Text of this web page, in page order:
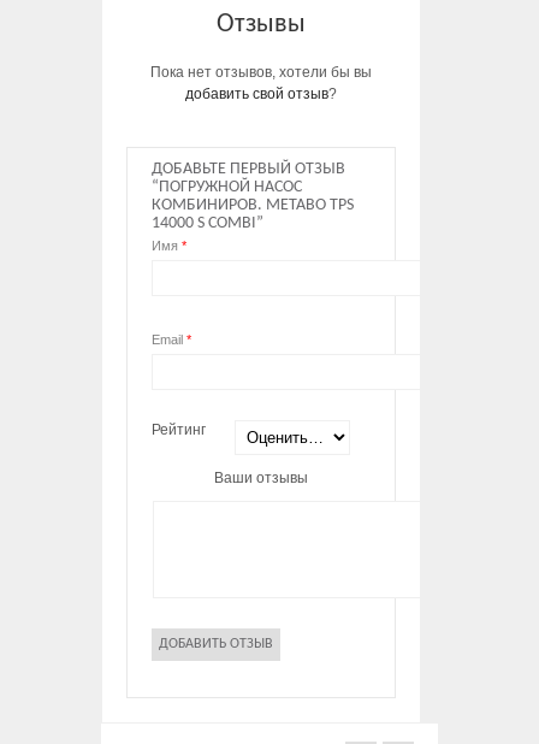
Отзывы
Пока нет отзывов, хотели бы вы
добавить свой отзыв?
ДОБАВЬТЕ ПЕРВЫЙ ОТЗЫВ
“ПОГРУЖНОЙ НАСОС
КОМБИНИРОВ. METABO TPS
14000 S COMBI”
Имя *
Email *
Рейтинг
Ваши отзывы